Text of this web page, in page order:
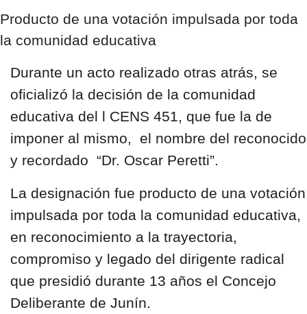
Producto de una votación impulsada por toda
la comunidad educativa
Durante un acto realizado otras atrás, se
oficializó la decisión de la comunidad
educativa del l CENS 451, que fue la de
imponer al mismo, el nombre del reconocido
y recordado “Dr. Oscar Peretti”.
La designación fue producto de una votación
impulsada por toda la comunidad educativa,
en reconocimiento a la trayectoria,
compromiso y legado del dirigente radical
que presidió durante 13 años el Concejo
Deliberante de Junín.